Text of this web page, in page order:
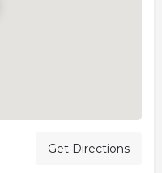
Get Directions